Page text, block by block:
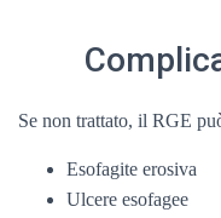
Se non trattato, il RGE
Esofagite erosiva
Ulcere esofagee